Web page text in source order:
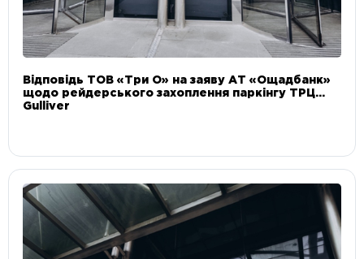
Відповідь ТОВ «Три О» на заяву АТ «Ощадбанк»
щодо рейдерського захоплення паркінгу ТРЦ
Gulliver